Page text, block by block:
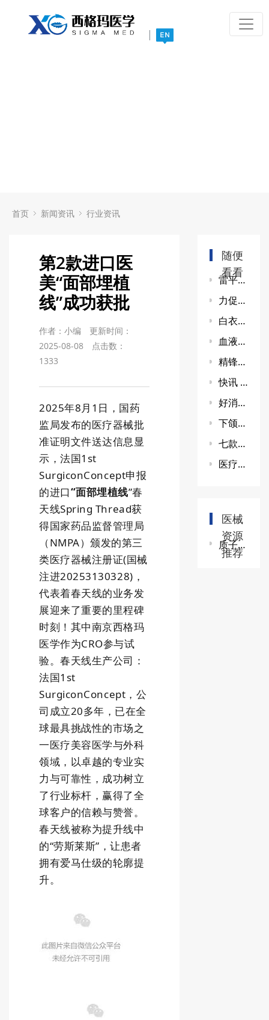
|
首页 新闻资讯 行业资讯
第2款进口医
美“面部埋植
线”成功获批
作者：小编
更新时间：
2025-08-08
点击数：
1333
2025年8月1日，国药
监局发布的医疗器械批
准证明文件送达信息显
示，法国1st
SurgiconConcept申报
的进口“面部埋植线”春
天线Spring Thread获
得国家药品监督管理局
（NMPA）颁发的第三
类医疗器械注册证(国械
注进20253130328)，
代表着春天线的业务发
展迎来了重要的里程碑
时刻！其中南京西格玛
医学作为CRO参与试
验。春天线生产公司：
法国1st
SurgiconConcept，公
司成立20多年，已在全
球最具挑战性的市场之
一医疗美容医学与外科
领域，以卓越的专业实
力与可靠性，成功树立
了行业标杆，赢得了全
球客户的信赖与赞誉。
春天线被称为提升线中
的“劳斯莱斯”，让患者
拥有爱马仕级的轮廓提
升。
随便
看看
雷平在北京调研基于脑机接口技术的医疗器械创新研发工作
力促医美发展：深圳聚生聚己内酯微球PCL微球完成药监局主文档登记备案
白衣缘生物国内首款ECM植入剂提交注册
血液成分分离机上市：科技创新助力医疗进步
精锋MP1000成首个获批全科室应用的中国品牌腔镜手术机器人
快讯 | 科技部发布“涉及人的神经技术医学研究伦理指引” 或涉脑机接口/神经调控等技术
好消息!国内首个鱼尾纹胶原溶液获批
下颌弧线整形临床试验技术研讨会
七款童颜针比较
医疗器械综合性CRO-西格玛医学
医械
资源
推荐
质子/碳离子治疗系统技术审查指导原则